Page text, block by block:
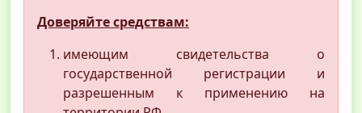
Доверяйте средствам:
имеющим свидетельства о
государственной регистрации и
разрешенным к применению на